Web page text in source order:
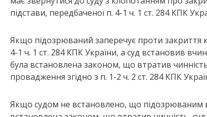
підстави, передбаченої п. 4-1 ч. 1 ст. 284 КПК
Якщо підозрюваний заперечує проти закриття
4-1 ч. 1 ст. 284 КПК України, а суд встановив
була встановлена законом, що втратив
провадження згідно з п. 1-2 ч. 2 ст. 284 КПК
Якщо судом не встановлено, що підозрюваним